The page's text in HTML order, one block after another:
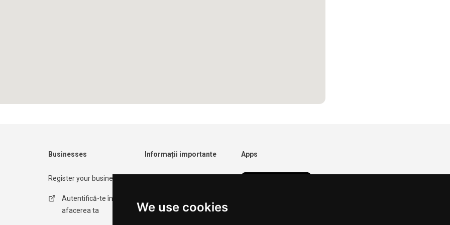
We use cookies
Businesses
Register your business
Autentifică-te în
afacerea ta
Informații importante
confidențialitate
Apps